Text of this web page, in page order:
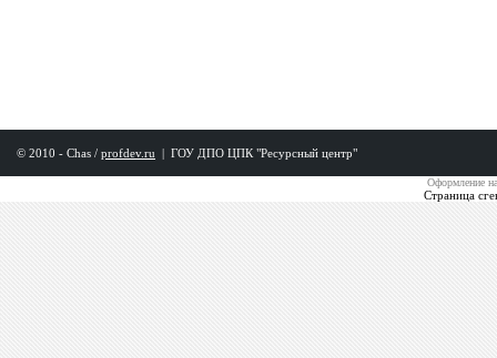
© 2010 - Chas / profdev.ru | ГОУ ДПО ЦПК "Ресурсный центр"
Оформление
Страница